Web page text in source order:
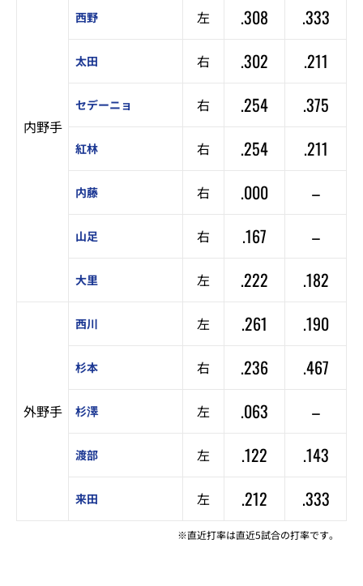
内野手
西野 左 .308 .333
太田 右 .302 .211
セデーニョ 右 .254 .375
紅林 右 .254 .211
内藤 右 .000 –
山足 右 .167 –
大里 左 .222 .182
外野手
西川 左 .261 .190
杉本 右 .236 .467
杉澤 左 .063 –
渡部 左 .122 .143
来田 左 .212 .333
※直近打率は直近5試合の打率です。